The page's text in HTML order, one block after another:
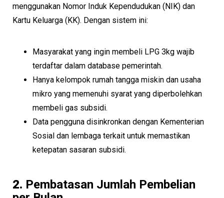
menggunakan Nomor Induk Kependudukan (NIK) dan
Kartu Keluarga (KK). Dengan sistem ini:
Masyarakat yang ingin membeli LPG 3kg wajib
terdaftar dalam database pemerintah.
Hanya kelompok rumah tangga miskin dan usaha
mikro yang memenuhi syarat yang diperbolehkan
membeli gas subsidi.
Data pengguna disinkronkan dengan Kementerian
Sosial dan lembaga terkait untuk memastikan
ketepatan sasaran subsidi.
2. Pembatasan Jumlah Pembelian